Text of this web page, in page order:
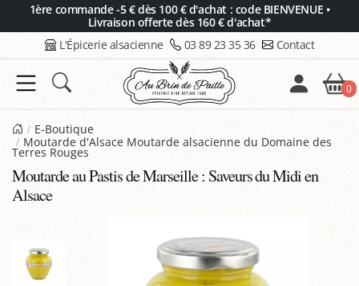
1ère commande -5 € dès 100 € d'achat : code BIENVENUE •
Livraison offerte dès 160 € d'achat*
L'Épicerie alsacienne 03 89 23 35 36 Contact
0
E-Boutique
Moutarde d'Alsace Moutarde alsacienne du Domaine des
Terres Rouges
Moutarde au Pastis de Marseille : Saveurs du Midi en
Alsace
Panneau de gestion des cookies